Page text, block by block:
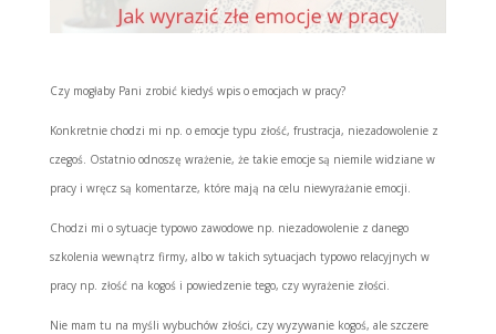
Czy mogłaby Pani zrobić kiedyś wpis o emocjach w pracy?
Konkretnie chodzi mi np. o emocje typu złość, frustracja, niezadowolenie z
czegoś. Ostatnio odnoszę wrażenie, że takie emocje są niemile widziane w
pracy i wręcz są komentarze, które mają na celu niewyrażanie emocji.
Chodzi mi o sytuacje typowo zawodowe np. niezadowolenie z danego
szkolenia wewnątrz firmy, albo w takich sytuacjach typowo relacyjnych w
pracy np. złość na kogoś i powiedzenie tego, czy wyrażenie złości.
Nie mam tu na myśli wybuchów złości, czy wyzywanie kogoś, ale szczere